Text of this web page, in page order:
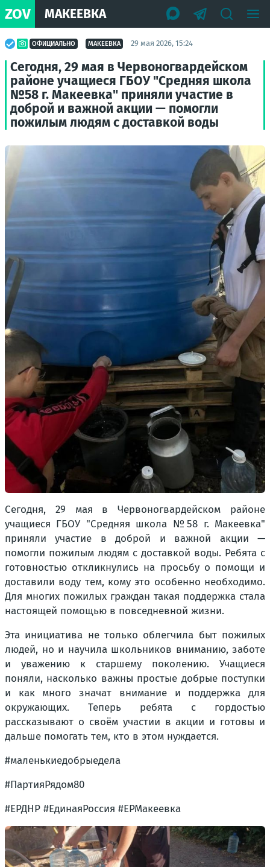
ZOV МАКЕЕВКА
ОФИЦИАЛЬНО МАКЕЕВКА 29 мая 2026, 15:24
Сегодня, 29 мая в Червоногвардейском
районе учащиеся ГБОУ "Средняя школа
№58 г. Макеевка" приняли участие в
доброй и важной акции — помогли
пожилым людям с доставкой воды
Сегодня, 29 мая в Червоногвардейском районе
учащиеся ГБОУ "Средняя школа №58 г. Макеевка"
приняли участие в доброй и важной акции —
помогли пожилым людям с доставкой воды. Ребята с
готовностью откликнулись на просьбу о помощи и
доставили воду тем, кому это особенно необходимо.
Для многих пожилых граждан такая поддержка стала
настоящей помощью в повседневной жизни.
Эта инициатива не только облегчила быт пожилых
людей, но и научила школьников вниманию, заботе
и уважению к старшему поколению. Учащиеся
поняли, насколько важны простые добрые поступки
и как много значат внимание и поддержка для
окружающих. Теперь ребята с гордостью
рассказывают о своём участии в акции и готовы и
дальше помогать тем, кто в этом нуждается.
#маленькиедобрыедела
#ПартияРядом80
#ЕРДНР #ЕдинаяРоссия #ЕРМакеевка